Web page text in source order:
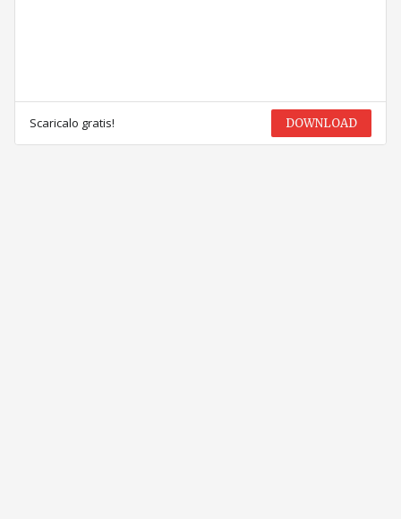
Scaricalo gratis! DOWNLOAD